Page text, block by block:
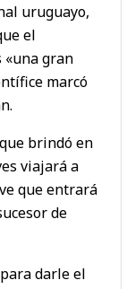
uruguayo,
el
«una gran
marcó
brindó en
viajará a
que entrará
de
darle el